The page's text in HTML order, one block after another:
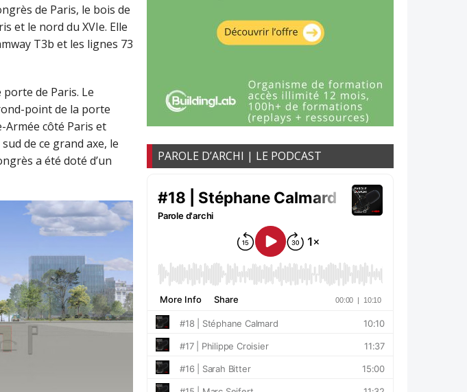
de Paris, le bois de
et le nord du XVIe. Elle
T3b et les lignes 73
de Paris. Le
point de la porte
Armée côté Paris et
de ce grand axe, le
a été doté d’un
PAROLE D’ARCHI | LE PODCAST